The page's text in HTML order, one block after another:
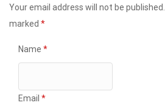
Your email address will not be published.
marked *
Name *
Email *